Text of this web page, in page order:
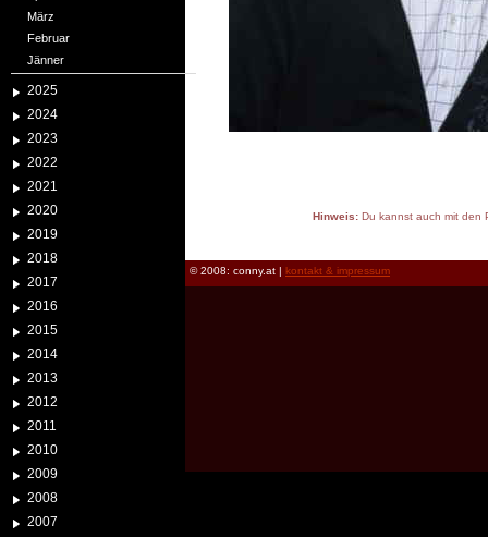
März
Februar
Jänner
2025
2024
2023
2022
2021
2020
2019
2018
2017
2016
2015
2014
2013
2012
2011
2010
2009
2008
2007
Hinweis:Du kannst auch mit den
© 2008: conny.at | kontakt & impressum